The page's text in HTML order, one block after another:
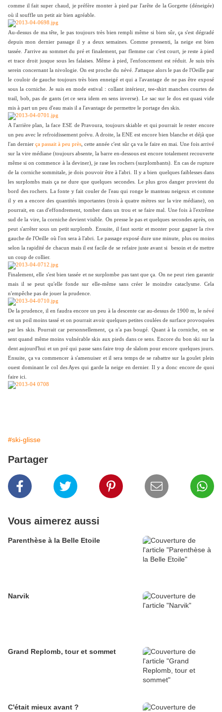
comme il fait super chaud, je préfère monter à pied par l'arête de la Gorgette (déneigée)
où il souffle un petit air bien agréable.
Au-dessus de ma tête, le pas toujours très bien rempli même si bien sûr, ça s'est dégradé
depuis mon dernier passage il y a deux semaines. Comme pressenti, la neige est bien
tassée. J'arrive au sommet du pré et finalement, par flemme car c'est court, je reste à pied
et trace droit jusque sous les falaises. Même à pied, l'enfoncement est réduit. Je suis très
serein concernant la nivologie. On est proche du névé. J'attaque alors le pas de l'Oeille par
le couloir de gauche toujours très bien enneigé et qui a l'avantage de ne pas être exposé
sous la corniche. Je suis en mode estival : collant intérieur, tee-shirt manches courtes de
trail, bob, pas de gants (et ce sera idem en sens inverse). Le sac sur le dos est quasi vide
mis à part un peu d'eau mais il a l'avantage de permettre le portage des skis.
A l'arrière plan, la face ESE de Pravoura, toujours skiable et qui pourrait le rester encore
un peu avec le refroidissement prévu. A droite, la ENE est encore bien blanche et déjà que
l'an dernierça passait à peu près , cette année c'est sûr ça va le faire en mai. Une fois arrivé
sur la vire médiane (toujours absente, la barre en-dessous est encore totalement recouverte
même si on commence à la deviner), je rase les rochers (surplombants). En cas de rupture
de la corniche sommitale, je dois pouvoir être à l'abri. Il y a bien quelques faiblesses dans
les surplombs mais ça ne dure que quelques secondes. Le plus gros danger provient du
bord des rochers. La fonte y fait couler de l'eau qui ronge le manteau neigeux et comme
il y en a encore des quantités importantes (trois à quatre mètres sur la vire médiane), on
pourrait, en cas d'effondrement, tomber dans un trou et se faire mal. Une fois à l'extrême
sud de la vire, la corniche devient visible. On presse le pas et quelques secondes après, on
peut s'arrêter sous un petit surplomb. Ensuite, il faut sortir et monter pour gagner la rive
gauche de l'Oeille où l'on sera à l'abri. Le passage exposé dure une minute, plus ou moins
selon la rapidité de chacun mais il est facile de se refaire juste avant si besoin et de mettre
un coup de collier.
Finalement, elle s'est bien tassée et ne surplombe pas tant que ça. On ne peut rien garantir
mais il se peut qu'elle fonde sur elle-même sans créer le moindre cataclysme. Cela
n'empêche pas de jouer la prudence.
De la prudence, il en faudra encore un peu à la descente car au-dessus de 1900 m, le névé
est un poil moins tassé et on pourrait avoir quelques petites coulées de surface provoquées
par les skis. Pourrait car personnellement, ça n'a pas bougé. Quant à la corniche, on se
sent quand même moins vulnérable skis aux pieds dans ce sens. Encore du bon ski sur la
dent aujourd'hui et un pré qui passe sans faire trop de slalom pour encore quelques jours.
Ensuite, ça va commencer à s'amenuiser et il sera temps de se rabattre sur la goulet plein
ouest dominant le col des Ayes qui garde la neige en dernier. Il y a donc encore de quoi
faire ici.
#ski-glisse
Partager
Vous aimerez aussi
Parenthèse à la Belle Etoile
Narvik
Grand Replomb, tour et sommet
C'était mieux avant ?